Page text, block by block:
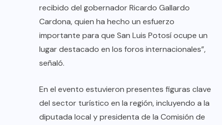
recibido del gobernador Ricardo Gallardo
Cardona, quien ha hecho un esfuerzo
importante para que San Luis Potosí ocupe un
lugar destacado en los foros internacionales”,
señaló.
En el evento estuvieron presentes figuras clave
del sector turístico en la región, incluyendo a la
diputada local y presidenta de la Comisión de